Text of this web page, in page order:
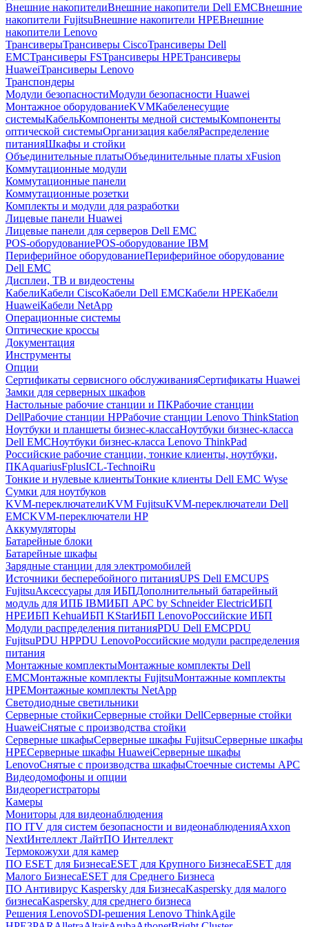
Внешние накопителиВнешние накопители Dell EMCВнешние
накопители FujitsuВнешние накопители HPEВнешние
накопители Lenovo
ТрансиверыТрансиверы CiscoТрансиверы Dell
EMCТрансиверы FSТрансиверы HPEТрансиверы
HuaweiТрансиверы Lenovo
Транспондеры
Модули безопасностиМодули безопасности Huawei
Монтажное оборудованиеKVMКабеленесущие
системыКабельКомпоненты медной системыКомпоненты
оптической системыОрганизация кабеляРаспределение
питанияШкафы и стойки
Объединительные платыОбъединительные платы xFusion
Коммутационные модули
Коммутационные панели
Коммутационные розетки
Комплекты и модули для разработки
Лицевые панели Huawei
Лицевые панели для серверов Dell EMC
POS-оборудованиеPOS-оборудование IBM
Периферийное оборудованиеПериферийное оборудование
Dell EMC
Дисплеи, ТВ и видеостены
КабелиКабели CiscoКабели Dell EMCКабели HPEКабели
HuaweiКабели NetApp
Операционные системы
Оптические кроссы
Документация
Инструменты
Опции
Сертификаты сервисного обслуживанияСертификаты Huawei
Замки для серверных шкафов
Настольные рабочие станции и ПКРабочие станции
DellРабочие станции HPРабочие станции Lenovo ThinkStation
Ноутбуки и планшеты бизнес-классаНоутбуки бизнес-класса
Dell EMCНоутбуки бизнес-класса Lenovo ThinkPad
Российские рабочие станции, тонкие клиенты, ноутбуки,
ПКAquariusFplusICL-TechnoiRu
Тонкие и нулевые клиентыТонкие клиенты Dell EMC Wyse
Сумки для ноутбуков
KVM-переключателиKVM FujitsuKVM-переключатели Dell
EMCKVM-переключатели HP
Аккумуляторы
Батарейные блоки
Батарейные шкафы
Зарядные станции для электромобилей
Источники бесперебойного питанияUPS Dell EMCUPS
FujitsuАксессуары для ИБПДополнительный батарейный
модуль для ИПБ IBMИБП APC by Schneider ElectricИБП
HPEИБП KehuaИБП KStarИБП LenovoРоссийские ИБП
Модули распределения питанияPDU Dell EMCPDU
FujitsuPDU HPPDU LenovoРоссийские модули распределения
питания
Монтажные комплектыМонтажные комплекты Dell
EMCМонтажные комплекты FujitsuМонтажные комплекты
HPEМонтажные комплекты NetApp
Светодиодные светильники
Серверные стойкиСерверные стойки DellСерверные стойки
HuaweiСнятые с производства стойки
Серверные шкафыСерверные шкафы FujitsuСерверные шкафы
HPEСерверные шкафы HuaweiСерверные шкафы
LenovoСнятые с производства шкафыСтоечные системы APC
Видеодомофоны и опции
Видеорегистраторы
Камеры
Мониторы для видеонаблюдения
ПО ITV для систем безопасности и видеонаблюденияAxxon
NextИнтеллект ЛайтПО Интеллект
Термокожухи для камер
ПО ESET для БизнесаESET для Крупного БизнесаESET для
Малого БизнесаESET для Среднего Бизнеса
ПО Антивирус Kaspersky для БизнесаKaspersky для малого
бизнесаKaspersky для среднего бизнеса
Решения LenovoSDI-решения Lenovo ThinkAgile